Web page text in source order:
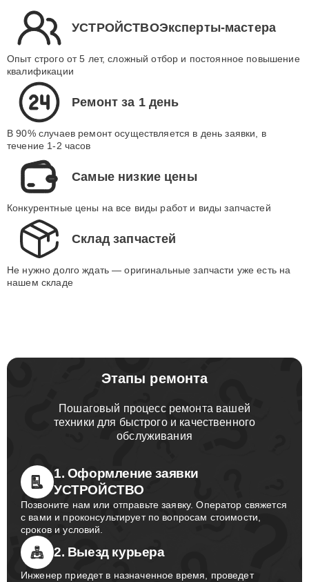
УСТРОЙСТВОЭксперты-мастера
Опыт строго от 5 лет, сложный отбор и постоянное повышение
квалификации
Ремонт за 1 день
В 90% случаев ремонт осуществляется в день заявки, в
течение 1-2 часов
Самые низкие цены
Конкурентные цены на все виды работ и виды запчастей
Склад запчастей
Не нужно долго ждать — оригинальные запчасти уже есть на
нашем складе
Этапы ремонта
Пошаговый процесс ремонта вашей
техники для быстрого и качественного
обслуживания
1. Оформление заявки
УСТРОЙСТВО
Позвоните нам или отправьте заявку. Оператор свяжется
с вами и проконсультирует по вопросам стоимости,
сроков и условий.
2. Выезд курьера
Инженер приедет в назначенное время, проведет